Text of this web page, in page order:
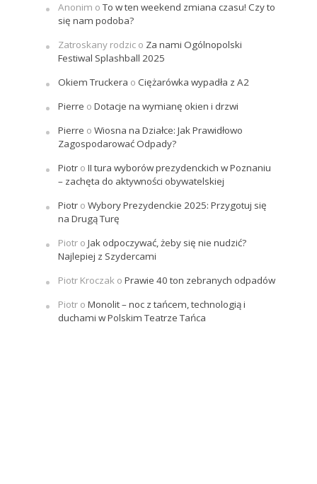
Anonim oTo w ten weekend zmiana czasu! Czy to
się nam podoba?
Zatroskany rodzico Za nami Ogólnopolski
Festiwal Splashball 2025
Okiem Truckera o Ciężarówka wypadła z A2
Pierre o Dotacje na wymianę okien i drzwi
Pierre o Wiosna na Działce: Jak Prawidłowo
Zagospodarować Odpady?
Piotro II tura wyborów prezydenckich w Poznaniu
– zachęta do aktywności obywatelskiej
Piotro Wybory Prezydenckie 2025: Przygotuj się
na Drugą Turę
Piotro Jak odpoczywać, żeby się nie nudzić?
Najlepiej z Szydercami
Piotr Kroczako Prawie 40 ton zebranych odpadów
Piotro Monolit – noc z tańcem, technologią i
duchami w Polskim Teatrze Tańca